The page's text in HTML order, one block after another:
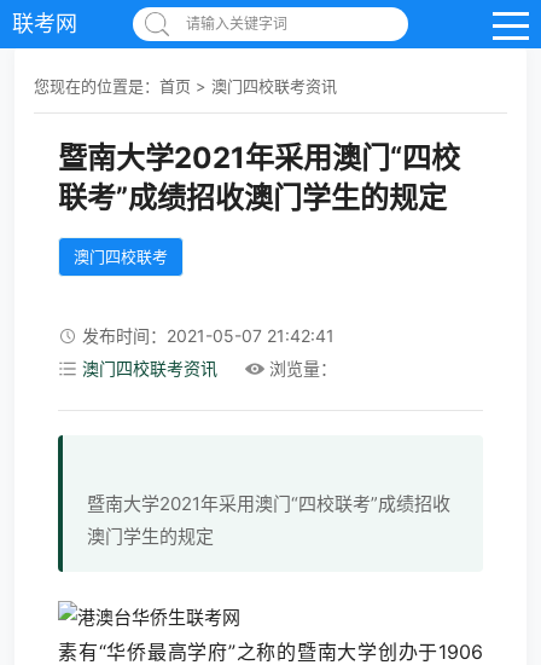
联考网 请输入关键字词
您现在的位置是： 首页 > 澳门四校联考资讯
暨南大学2021年采用澳门“四校
联考”成绩招收澳门学生的规定
澳门四校联考
发布时间：2021-05-07 21:42:41
澳门四校联考资讯
浏览量：
暨南大学2021年采用澳门“四校联考”成绩招收
澳门学生的规定
素有“华侨最高学府”之称的暨南大学创办于1906